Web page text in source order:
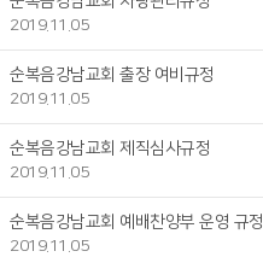
2019.11.05
순복음강남교회 출장 여비규정
2019.11.05
순복음강남교회 제직심사규정
2019.11.05
순복음강남교회 예배찬양부 운영 규정
2019.11.05